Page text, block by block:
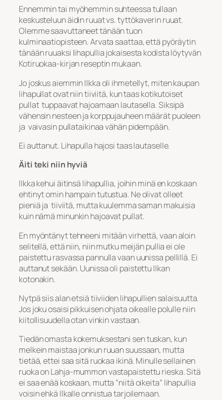
Ennemmin tai myöhemmin suhteessa tullaan
keskusteluun äidin ruuat vs. tyttökaverin ruuat.
Olemme saavuttaneet tänään tuon
kulminaatiopisteen. Arvata saattaa, että pyöräytin
tänään ruuaksi lihapullia jokaisesta kodista löytyvän
Kotiruokaa-kirjan reseptin mukaan.
Jo joskus aiemmin Ilkka oli ihmetellyt, miten kaupan
lihapullat ovat niin tiiviitä, kun taas kotikutoiset
pullat tuppaavat hajoamaan lautasella. Siksipä
vähensin nesteen ja korppujauheen määrät puoleen
ja vaivasin pullataikinaa vähän pidempään.
Ei auttanut. Lihapulla hajosi taas lautaselle.
Äiti teki niin hyviä
Ilkka kehui äitinsä lihapullia, joihin minä en koskaan
ehtinyt omin hampain tutustua. Ne olivat olleet
pieniä ja tiiviitä, mutta kuulemma saman makuisia
kuin nämä minunkin hajoavat pullat.
En myöntänyt tehneeni mitään virhettä, vaan aloin
selitellä, että niin, niin mutku meijän pullia ei ole
paistettu rasvassa pannulla vaan uunissa pellillä. Ei
auttanut sekään. Uunissa oli paistettu Ilkan
kotonakin.
Nytpä siis alan etsiä tiiviiden lihapullien salaisuutta.
Jos joku osaisi pikkuisen ohjata oikealle polulle niin
kiitollisuudella otan vinkin vastaan.
Tiedän omasta kokemuksestani sen tuskan, kun
melkein maistaa jonkun ruuan suussaan, mutta
tietää, ettei saa sitä ruokaa ikinä. Minulle sellainen
ruoka on Lahja-mummon vastapaistettu rieska. Sitä
ei saa enää koskaan, mutta ”niitä oikeita” lihapullia
voisin ehkä Ilkalle onnistua tarjoilemaan.